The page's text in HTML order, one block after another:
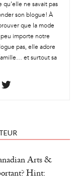
qu'elle ne savait pas
son blogue! À
que la mode
importe notre
pas, elle adore
et surtout sa
Arts &
Hint: